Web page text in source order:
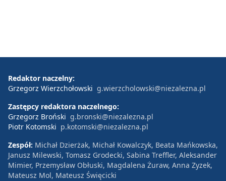
Redaktor naczelny:
Grzegorz Wierzchołowski g.wierzcholowski@niezalezna.pl
Zastępcy redaktora naczelnego:
Grzegorz Broński g.bronski@niezalezna.pl
Piotr Kotomski p.kotomski@niezalezna.pl
Zespół: Michał Dzierżak, Michał Kowalczyk, Beata Mańkowska,
Janusz Milewski, Tomasz Grodecki, Sabina Treffler, Aleksander
Mimier, Przemysław Obłuski, Magdalena Żuraw, Anna Zyzek,
Mateusz Mol, Mateusz Święcicki